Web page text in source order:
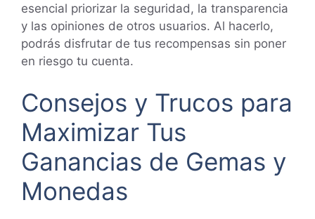
esencial priorizar la seguridad, la transparencia
y las opiniones de otros usuarios. Al hacerlo,
podrás disfrutar de tus recompensas sin poner
en riesgo tu cuenta.
Consejos y Trucos para
Maximizar Tus
Ganancias de Gemas y
Monedas